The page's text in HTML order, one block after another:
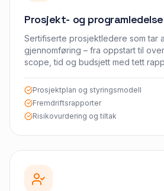
Prosjekt- og programledelse
Sertifiserte prosjektledere som tar
gjennomføring – fra oppstart til
scope, tid og budsjett med tett
Prosjektplan og styringsmodell
Fremdriftsrapporter
Risikovurdering og tiltak